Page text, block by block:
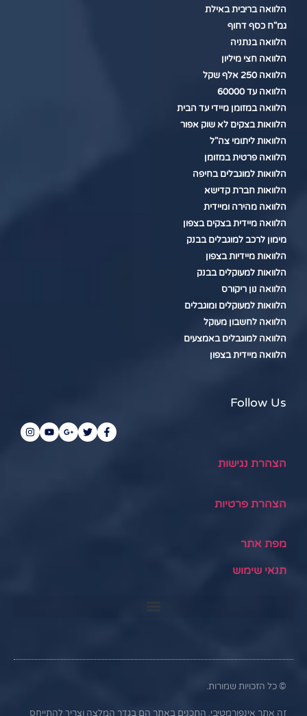
הלוואה בריבית באילת
גמ"ח כסף דחוף
הלוואה בנתניה
הלוואה חצי מיליון
הלוואה 250 אלף שקל
הלוואה עד 60000
הלוואה במזומן מיידי עד הבית
הלוואות בצקים לא שוק אפור
הלוואות ליתומי צה"ל
הלוואה פרטית במזומן
הלוואות למוגבלים בחיפה
הלוואות חברת קדישא
הלוואה מהירה ומיידית
הלוואה מיידית בצקים בצפון
מימון לרכב למוגבלים בבנק
הלוואות מיידיות בצפון
הלוואות למעוקלים בבנק
הלוואה נון ריקורס
הלוואות למעוקלים ומוגבלים
הלוואה לחשבון מעוקל
הלוואה למוגבלים באמצעים
הלוואה מיידית בצפון
Follow Us
הצהרת נגישות
הצהרת פרטיות
מפת אתר
תנאי שימוש
© כל הזכויות שמורות.
זה אתר אינפורמטיבי. התכנים באתר הם בגדר המלצה וצריך להתייחס